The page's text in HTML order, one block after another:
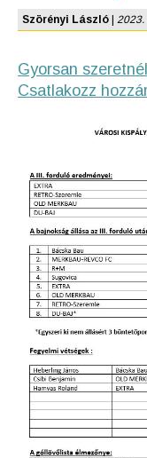
Szörényi László 2023.
Gyorsan
Csatlakozz